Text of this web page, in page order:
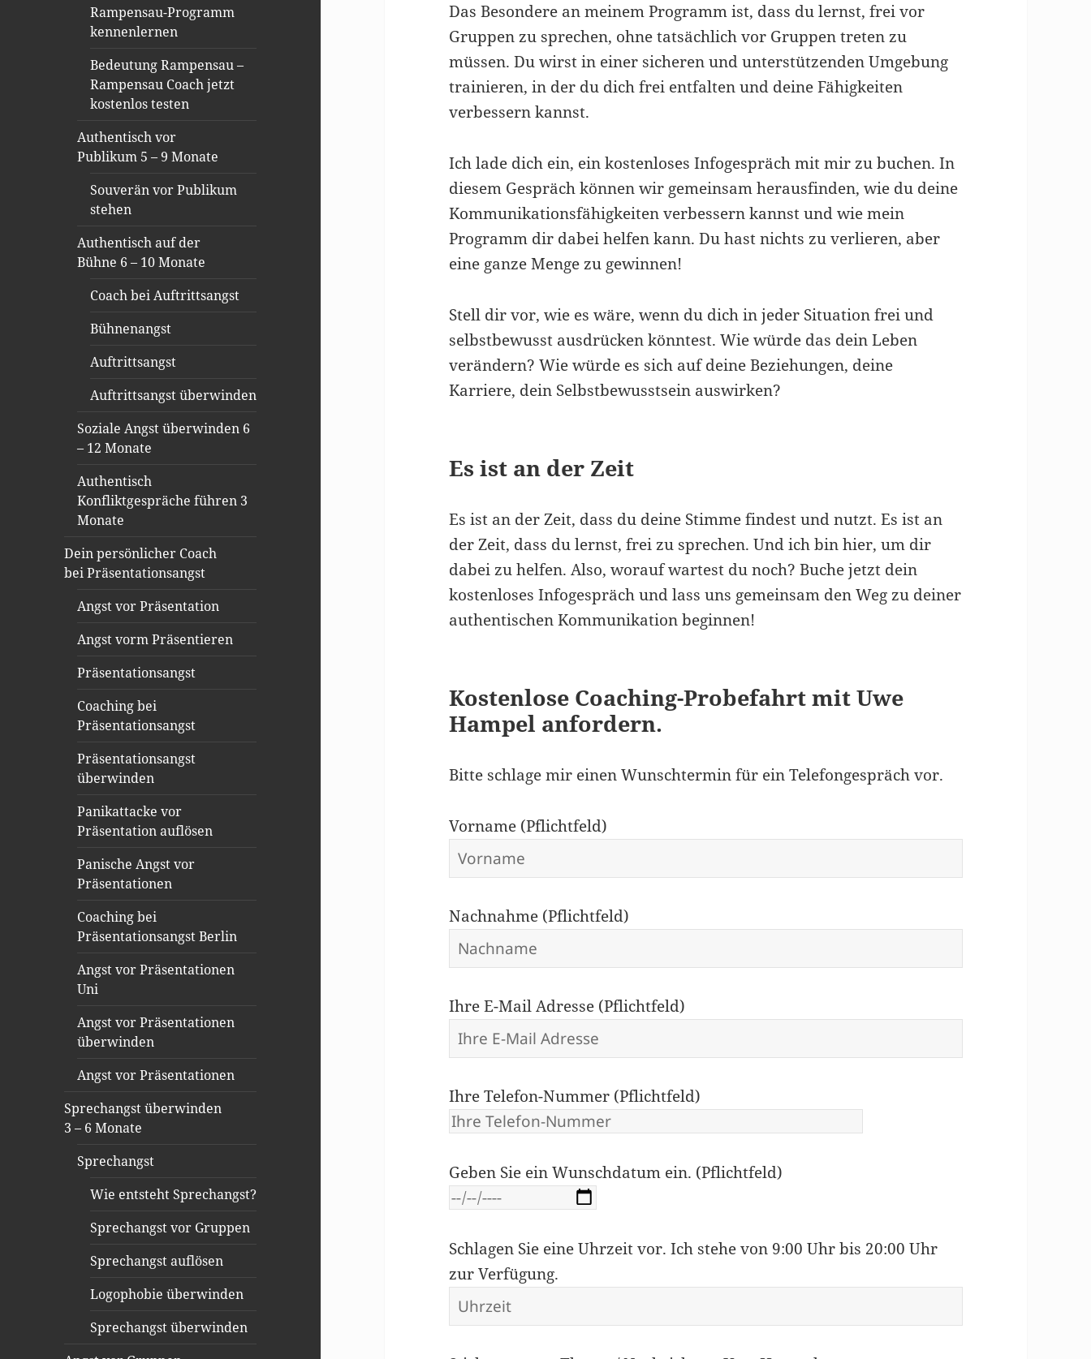
Rampensau-Programm
kennenlernen
Bedeutung Rampensau –
Rampensau Coach jetzt
kostenlos testen
Authentisch vor
Publikum 5 – 9 Monate
Souverän vor Publikum
stehen
Authentisch auf der
Bühne 6 – 10 Monate
Coach bei Auftrittsangst
Bühnenangst
Auftrittsangst
Auftrittsangst überwinden
Soziale Angst überwinden 6
– 12 Monate
Authentisch
Konfliktgespräche führen 3
Monate
Dein persönlicher Coach
bei Präsentationsangst
Angst vor Präsentation
Angst vorm Präsentieren
Präsentationsangst
Coaching bei
Präsentationsangst
Präsentationsangst
überwinden
Panikattacke vor
Präsentation auflösen
Panische Angst vor
Präsentationen
Coaching bei
Präsentationsangst Berlin
Angst vor Präsentationen
Uni
Angst vor Präsentationen
überwinden
Angst vor Präsentationen
Sprechangst überwinden
3 – 6 Monate
Sprechangst
Wie entsteht Sprechangst?
Sprechangst vor Gruppen
Sprechangst auflösen
Logophobie überwinden
Sprechangst überwinden
Das Besondere an meinem Programm ist, dass du lernst, frei vor
Gruppen zu sprechen, ohne tatsächlich vor Gruppen treten zu
müssen. Du wirst in einer sicheren und unterstützenden Umgebung
trainieren, in der du dich frei entfalten und deine Fähigkeiten
verbessern kannst.
Ich lade dich ein, ein kostenloses Infogespräch mit mir zu buchen. In
diesem Gespräch können wir gemeinsam herausfinden, wie du deine
Kommunikationsfähigkeiten verbessern kannst und wie mein
Programm dir dabei helfen kann. Du hast nichts zu verlieren, aber
eine ganze Menge zu gewinnen!
Stell dir vor, wie es wäre, wenn du dich in jeder Situation frei und
selbstbewusst ausdrücken könntest. Wie würde das dein Leben
verändern? Wie würde es sich auf deine Beziehungen, deine
Karriere, dein Selbstbewusstsein auswirken?
Es ist an der Zeit
Es ist an der Zeit, dass du deine Stimme findest und nutzt. Es ist an
der Zeit, dass du lernst, frei zu sprechen. Und ich bin hier, um dir
dabei zu helfen. Also, worauf wartest du noch? Buche jetzt dein
kostenloses Infogespräch und lass uns gemeinsam den Weg zu deiner
authentischen Kommunikation beginnen!
Kostenlose Coaching-Probefahrt mit Uwe
Hampel anfordern.
Bitte schlage mir einen Wunschtermin für ein Telefongespräch vor.
Vorname (Pflichtfeld)
Nachnahme (Pflichtfeld)
Ihre E-Mail Adresse (Pflichtfeld)
Ihre Telefon-Nummer (Pflichtfeld)
Geben Sie ein Wunschdatum ein. (Pflichtfeld)
Schlagen Sie eine Uhrzeit vor. Ich stehe von 9:00 Uhr bis 20:00 Uhr
zur Verfügung.